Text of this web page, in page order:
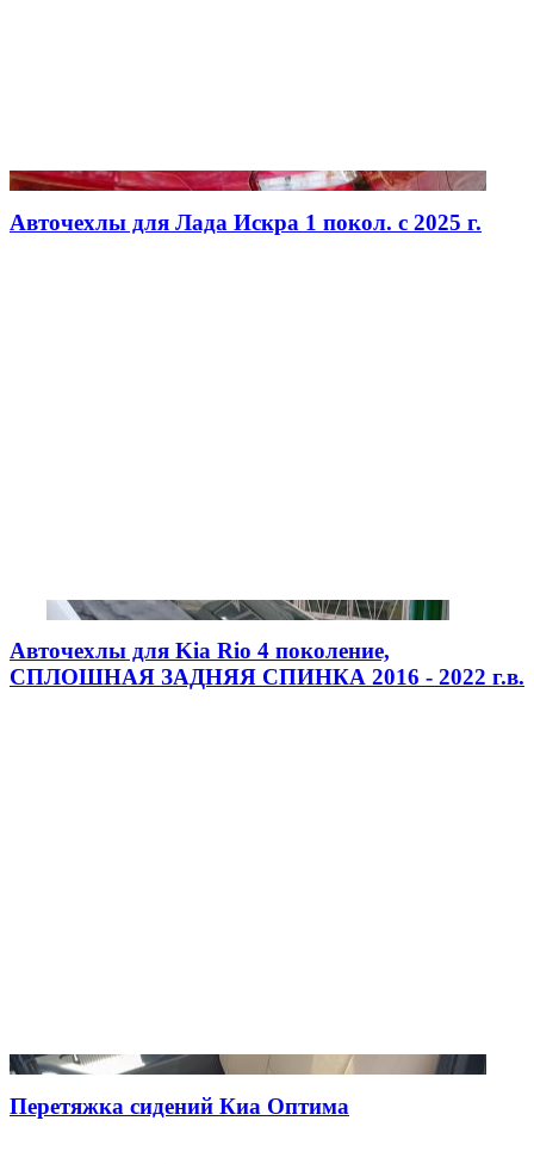
Авточехлы для Лада Искра 1 покол. с 2025 г.
Авточехлы для Kia Rio 4 поколение,
СПЛОШНАЯ ЗАДНЯЯ СПИНКА 2016 - 2022 г.в.
Перетяжка сидений Киа Оптима